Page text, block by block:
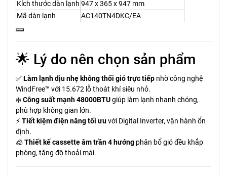
Kích thước dàn lạnh 947 x 365 x 947 mm
Mã dàn lạnh
AC140TN4DKC/EA
🌟 Lý do nên chọn sản phẩm
✅Làm lạnh dịu nhẹ không thổi gió trực tiếp nhờ công nghệ
WindFree™ với 15.672 lỗ thoát khí siêu nhỏ.
❄️Công suất mạnh 48000BTUgiúp làm lạnh nhanh chóng,
phù hợp không gian lớn.
⚡Tiết kiệm điện năng tối ưuvới Digital Inverter, vận hành ổn
định.
🧊Thiết kế cassette âm trần 4 hướng phân bổ gió đều khắp
phòng, tăng độ thoải mái.